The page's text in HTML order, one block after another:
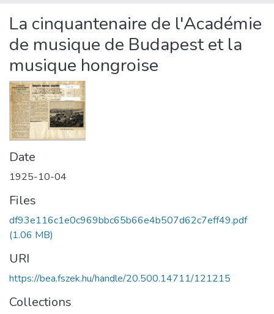
About us
La cinquantenaire de l'Académie
de musique de Budapest et la
musique hongroise
Date
1925-10-04
Files
df93e116c1e0c969bbc65b66e4b507d62c7eff49.pdf
(1.06 MB)
URI
https://bea.fszek.hu/handle/20.500.14711/121215
Collections